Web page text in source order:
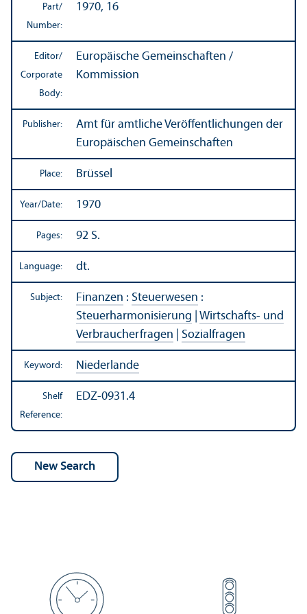
Part/
Number:
1970, 16
Editor/
Corporate
Body:
Europäische Gemeinschaften /
Kommission
Publisher:
Amt für amtliche Veröffentlichungen der
Europäischen Gemeinschaften
Place: Brüssel
Year/Date: 1970
Pages: 92 S.
Language: dt.
Subject: Finanzen : Steuerwesen :
Steuerharmonisierung
Wirtschafts- und
Verbraucherfragen
Sozialfragen
Keyword: Niederlande
Shelf
Reference:
EDZ-0931.4